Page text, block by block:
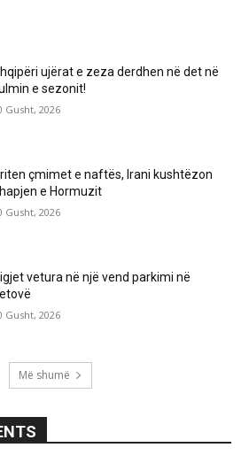
ujërat e zeza derdhen në det në
e sezonit!
Gusht, 2026
çmimet e naftës, Irani kushtëzon
e Hormuzit
Gusht, 2026
vetura në një vend parkimi në
Gusht, 2026
Më shumë